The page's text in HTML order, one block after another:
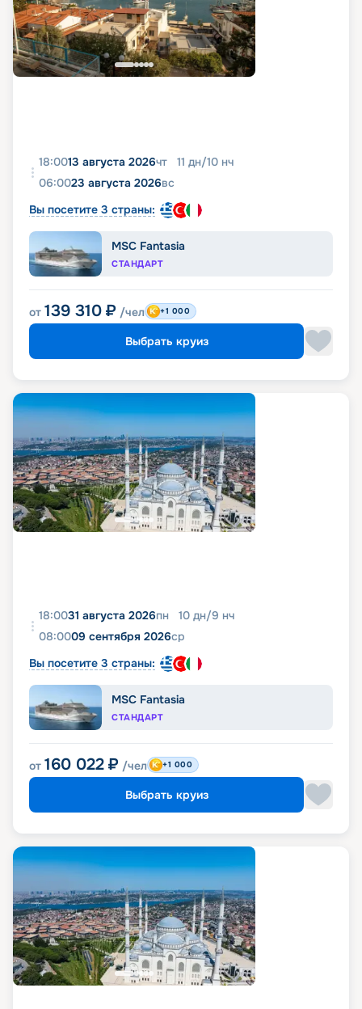
18:0013 августа 2026чт 11 дн/10 нч
06:0023 августа 2026вс
Вы посетите 3 страны:
MSC Fantasia
СТАНДАРТ
от 139 310 ₽ /чел +1 000
Выбрать круиз
18:0031 августа 2026пн 10 дн/9 нч
08:0009 сентября 2026ср
Вы посетите 3 страны:
MSC Fantasia
СТАНДАРТ
от 160 022 ₽ /чел +1 000
Выбрать круиз